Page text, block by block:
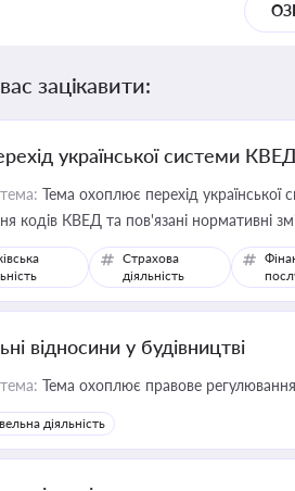
зацікавити:
української системи
Тема охоплює перехід української
кодів КВЕД та пов'язані нормативні
Страхова
діяльність
відносини у будівництві
Тема охоплює правове регулювання
діяльність